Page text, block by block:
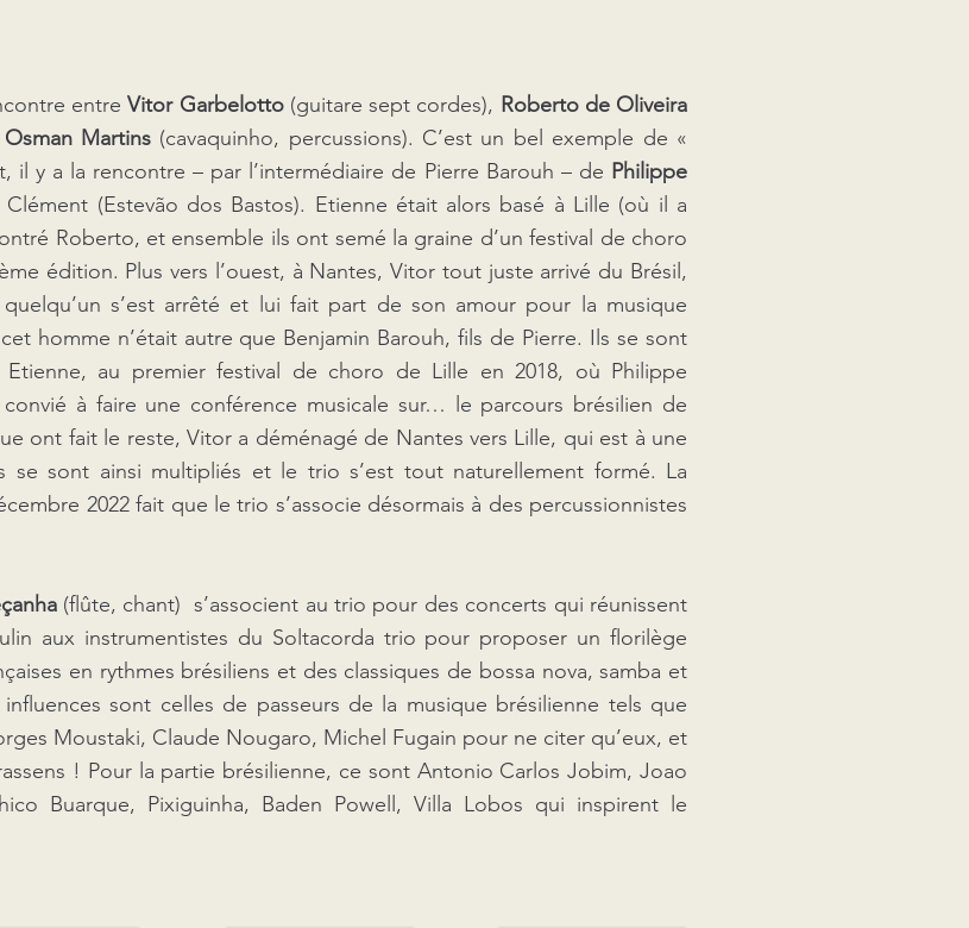
entreVitor Garbelotto(guitare sept cordes), Roberto de Oliveira
Osman Martins(cavaquinho, percussions). C’est un bel exemple de «
il y a la rencontre – par l’intermédiaire de Pierre Barouh – de Philippe
(Estevão dos Bastos). Etienne était alors basé à Lille (où il a
Roberto, et ensemble ils ont semé la graine d’un festival de choro
édition. Plus vers l’ouest, à Nantes, Vitor tout juste arrivé du Brésil,
s’est arrêté et lui fait part de son amour pour la musique
homme n’était autre que Benjamin Barouh, fils de Pierre. Ils se sont
au premier festival de choro de Lille en 2018, où Philippe
à faire une conférence musicale sur… le parcours brésilien de
ont fait le reste, Vitor a déménagé de Nantes vers Lille, qui est à une
se sont ainsi multipliés et le trio s’est tout naturellement formé. La
2022 fait que le trio s’associe désormais à des percussionnistes
(flûte, chant) s’associent au trio pour des concerts qui réunissent
aux instrumentistes du Soltacorda trio pour proposer un florilège
en rythmes brésiliens et des classiques de bossa nova, samba et
sont celles de passeurs de la musique brésilienne tels que
Moustaki, Claude Nougaro, Michel Fugain pour ne citer qu’eux, et
! Pour la partie brésilienne, ce sont Antonio Carlos Jobim, Joao
Buarque, Pixiguinha, Baden Powell, Villa Lobos qui inspirent le